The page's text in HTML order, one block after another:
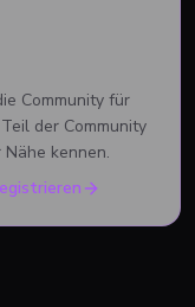
Community für
der Community
kennen.